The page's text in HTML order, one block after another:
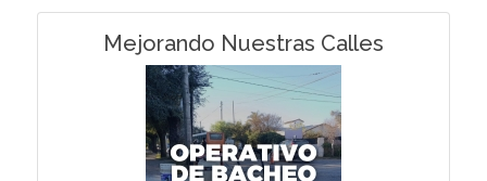
Mejorando Nuestras Calles